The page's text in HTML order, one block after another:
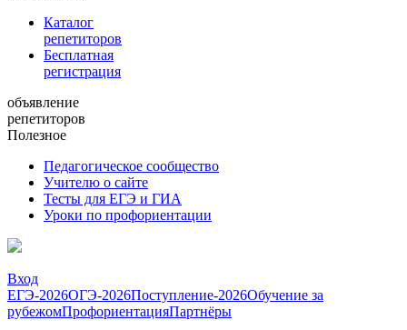
Каталог
репетиторов
Бесплатная
регистрация
объявление
репетиторов
Полезное
Педагогическое сообщество
Учителю о сайте
Тесты для ЕГЭ и ГИА
Уроки по профориентации
Вход
ЕГЭ-2026ОГЭ-2026Поступление-2026Обучение за
рубежомПрофориентацияПартнёры